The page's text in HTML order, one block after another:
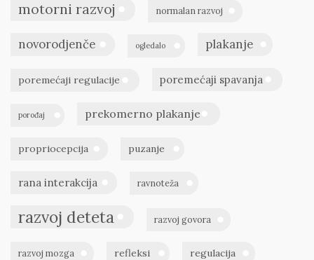
motorni razvoj normalan razvoj
novorodjenče ogledalo plakanje
poremećaji regulacije poremećaji spavanja
porođaj prekomerno plakanje
propriocepcija puzanje
rana interakcija ravnoteža
razvoj deteta razvoj govora
razvoj mozga refleksi regulacija